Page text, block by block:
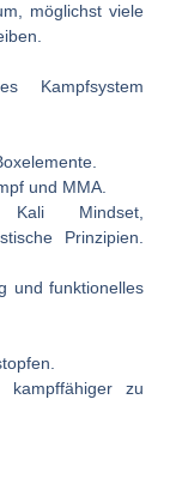
möglichst viele
Kampfsystem
und MMA.
Kali Mindset,
Prinzipien.
und funktionelles
zu